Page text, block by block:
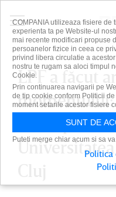
LPF a făcut
momentului:
finala
COMPANIA utilizeaza fisiere
experienta ta pe Website-ul
mai recente modificari propuse
persoanelor fizice in ceea ce
privind libera circulatie a
nostru te rugam sa aloci timpul
Cookie.
Prin continuarea navigarii pe
de tip cookie conform Politicii
moment setarile acestor fisiere
SUNT DE
Puteti merge chiar acum si sa
Politica